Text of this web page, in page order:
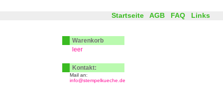
Startseite AGB FAQ Links
Warenkorb
leer
Kontakt:
Mail an:
info@stempelkueche.de